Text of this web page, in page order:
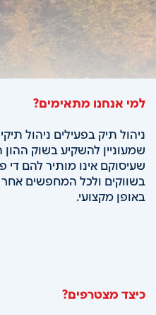
למי אנחנו מתאימים?
ניהול תיק בפעילים ניהול
שמעוניין להשקיע בשוק ההון
שעיסוקם אינו מותיר להם
בשווקים ולכל המחפשים
באופן מקצועי.
כיצד מצטרפים?